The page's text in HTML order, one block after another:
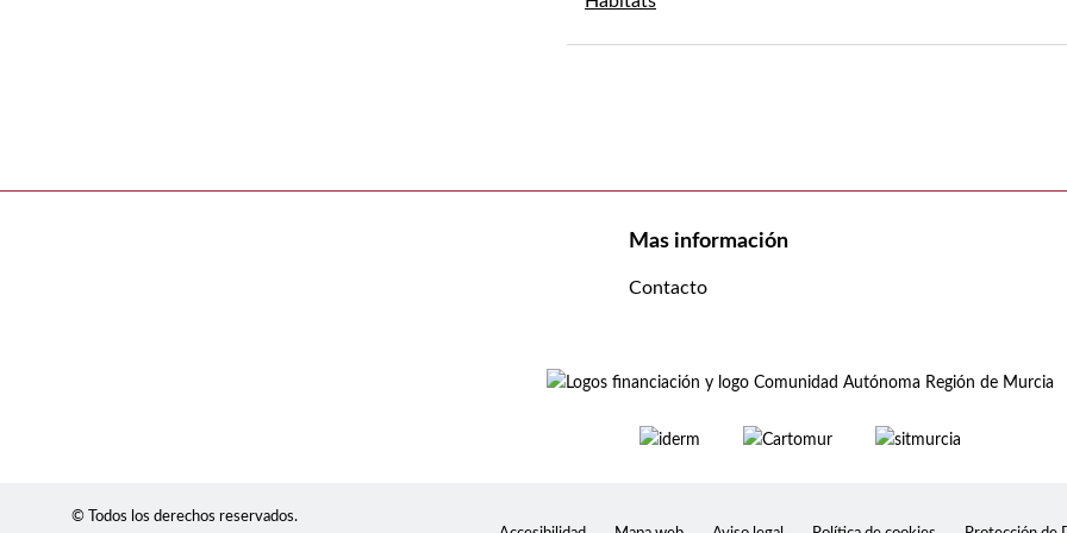
Mas información
Contacto
© Todos los derechos reservados.